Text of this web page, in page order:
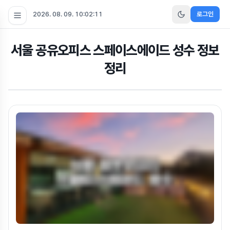
2026. 08. 09. 10:02:13 로그인
서울 공유오피스 스페이스에이드 성수 정보
정리